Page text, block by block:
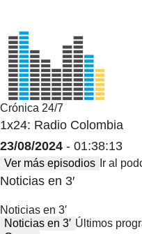
Crónica 24/7
1x24: Radio Colombia
23/08/2024 - 01:38:13
Ver más episodios Ir al
Noticias en 3′
Noticias en 3′
Noticias en 3′ Últimos